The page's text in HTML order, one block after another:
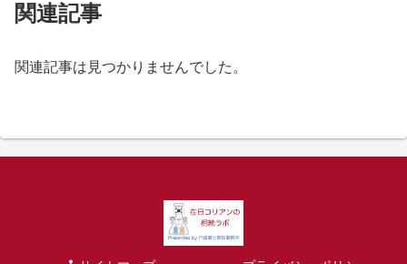
関連記事
関連記事は見つかりませんでした。